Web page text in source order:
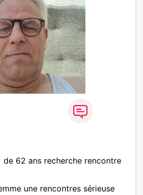
de 62 ans recherche rencontre
une rencontres sérieuse